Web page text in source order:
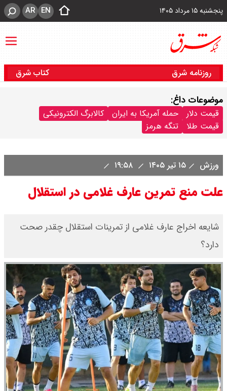
پنجشنبه ۱۵ مرداد ۱۴۰۵ EN
AR
روزنامه شرق کتاب شرق
موضوعات داغ:
قیمت دلار حمله آمریکا به ایران
کالابرگ الکترونیکی
قیمت طلا
تنگه هرمز
ورزش ۱۵ تیر ۱۴۰۵
علت منع تمرین عارف غلامی در استقلال
شایعه اخراج عارف غلامی از تمرینات استقلال چقدر صحت
دارد؟